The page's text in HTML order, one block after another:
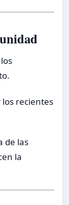
recientes
de las
la